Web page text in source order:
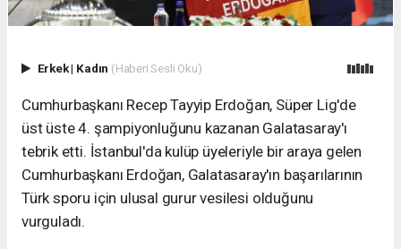
Erkek| Kadın (Haberi Sesli Oku)
Cumhurbaşkanı Recep Tayyip Erdoğan, Süper Lig'de
üst üste 4. şampiyonluğunu kazanan Galatasaray'ı
tebrik etti. İstanbul'da kulüp üyeleriyle bir araya gelen
Cumhurbaşkanı Erdoğan, Galatasaray'ın başarılarının
Türk sporu için ulusal gurur vesilesi olduğunu
vurguladı.